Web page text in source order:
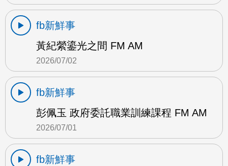
fb新鮮事
黃紀縈鎏光之間 FM AM
2026/07/02
fb新鮮事
彭佩玉 政府委託職業訓練課程 FM AM
2026/07/01
fb新鮮事